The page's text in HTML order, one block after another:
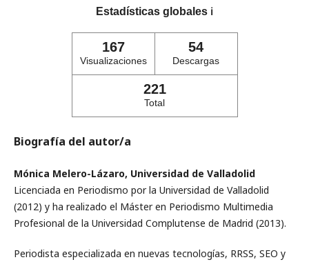
Estadísticas globales ℹ️
167
Visualizaciones
54
Descargas
221
Total
Biografía del autor/a
Mónica Melero-Lázaro, Universidad de Valladolid
Licenciada en Periodismo por la Universidad de Valladolid
(2012) y ha realizado el Máster en Periodismo Multimedia
Profesional de la Universidad Complutense de Madrid (2013).
Periodista especializada en nuevas tecnologías, RRSS, SEO y